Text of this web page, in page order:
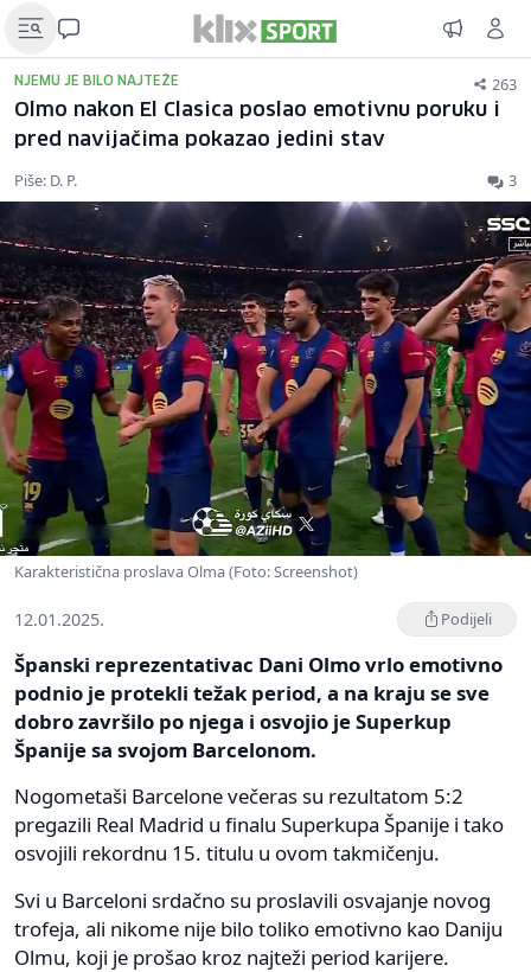
NJEMU JE BILO NAJTEŽE 263
Olmo nakon El Clasica poslao emotivnu poruku i
pred navijačima pokazao jedini stav
Piše: D. P. 3
Karakteristična proslava Olma (Foto: Screenshot)
12.01.2025. Podijeli
Španski reprezentativac Dani Olmo vrlo emotivno
podnio je protekli težak period, a na kraju se sve
dobro završilo po njega i osvojio je Superkup
Španije sa svojom Barcelonom.
Nogometaši Barcelone večeras su rezultatom 5:2
pregazili Real Madrid u finalu Superkupa Španije i tako
osvojili rekordnu 15. titulu u ovom takmičenju.
Svi u Barceloni srdačno su proslavili osvajanje novog
trofeja, ali nikome nije bilo toliko emotivno kao Daniju
Olmu, koji je prošao kroz najteži period karijere.